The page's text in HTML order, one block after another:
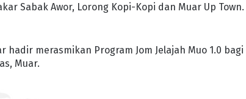
Sabak Awor, Lorong Kopi-Kopi dan Muar Up Town.
hadir merasmikan Program Jom Jelajah Muo 1.0 bagi
Muar.